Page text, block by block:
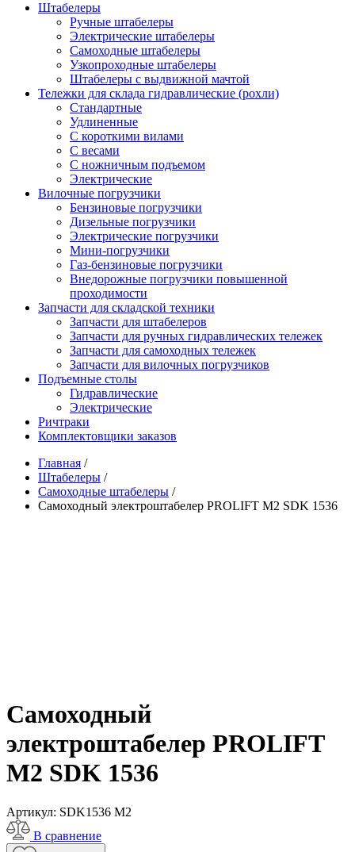
Штабелеры
Ручные штабелеры
Электрические штабелеры
Самоходные штабелеры
Узкопроходные штабелеры
Штабелеры с выдвижной мачтой
Тележки для склада гидравлические (рохли)
Стандартные
Удлиненные
С короткими вилами
С весами
С ножничным подъемом
Электрические
Вилочные погрузчики
Бензиновые погрузчики
Дизельные погрузчики
Электрические погрузчики
Мини-погрузчики
Газ-бензиновые погрузчики
Внедорожные погрузчики повышенной
проходимости
Запчасти для складской техники
Запчасти для штабелеров
Запчасти для ручных гидравлических тележек
Запчасти для самоходных тележек
Запчасти для вилочных погрузчиков
Подъемные столы
Гидравлические
Электрические
Ричтраки
Комплектовщики заказов
Главная /
Штабелеры /
Самоходные штабелеры /
Самоходный электроштабелер PROLIFT M2 SDK 1536
Самоходный
электроштабелер PROLIFT
M2 SDK 1536
Артикул: SDK1536 M2
В сравнение